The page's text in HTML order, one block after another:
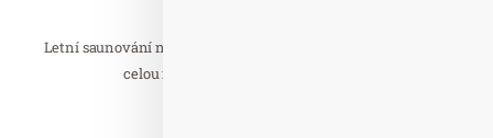
Letní saunování není bláznivý nápad, jde o skvělou aktivitu s
celou řadou výhod pro naše zdraví a…